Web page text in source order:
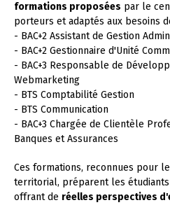
formations proposées par le
porteurs et adaptés aux besoins
- BAC+2 Assistant de Gestion
- BAC+2 Gestionnaire d'Unité
- BAC+3 Responsable de
Webmarketing
- BTS Comptabilité Gestion
- BTS Communication
- BAC+3 Chargée de Clientèle
Banques et Assurances
Ces formations, reconnues pour
territorial, préparent les
offrant de réelles perspectives